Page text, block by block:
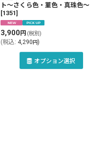
ト〜さくら色・菫色・真珠色〜
[1351]
3,900円 (税別)
(税込: 4,290円)
オプション選択